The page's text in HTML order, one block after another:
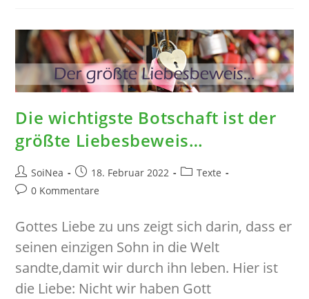
In
Tomatensauce
Die wichtigste Botschaft ist der
größte Liebesbeweis…
Beitrags-
Autor:
SoiNea
Beitrag
veröffentlicht:
18. Februar 2022
Beitrags-
Texte
Beitrags-
0 Kommentare
Gottes Liebe zu uns zeigt sich darin, dass er
seinen einzigen Sohn in die Welt
sandte,damit wir durch ihn leben. Hier ist
die Liebe: Nicht wir haben Gott